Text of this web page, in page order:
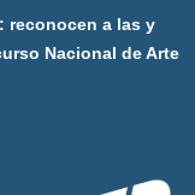
reconocen a las y
Nacional de Arte